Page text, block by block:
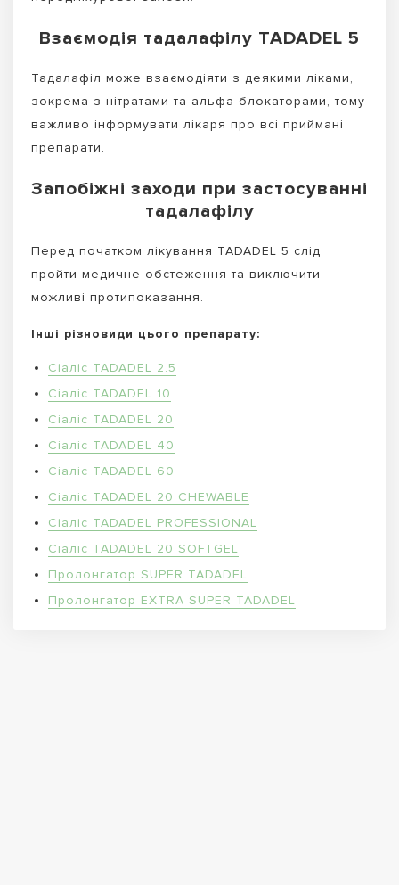
Взаємодія тадалафілу TADADEL 5
Тадалафіл може взаємодіяти з деякими ліками,
зокрема з нітратами та альфа-блокаторами, тому
важливо інформувати лікаря про всі приймані
препарати.
Запобіжні заходи при застосуванні
тадалафілу
Перед початком лікування TADADEL 5 слід
пройти медичне обстеження та виключити
можливі протипоказання.
Інші різновиди цього препарату:
Сіаліс TADADEL 2.5
Сіаліс TADADEL 10
Сіаліс TADADEL 20
Сіаліс TADADEL 40
Сіаліс TADADEL 60
Сіаліс TADADEL 20 CHEWABLE
Сіаліс TADADEL PROFESSIONAL
Сіаліс TADADEL 20 SOFTGEL
Пролонгатор SUPER TADADEL
Пролонгатор EXTRA SUPER TADADEL